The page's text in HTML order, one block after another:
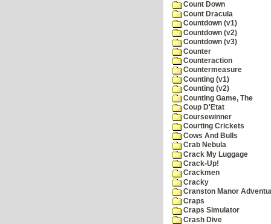
Count Down
Count Dracula
Countdown (v1)
Countdown (v2)
Countdown (v3)
Counter
Counteraction
Countermeasure
Counting (v1)
Counting (v2)
Counting Game, The
Coup D'Etat
Coursewinner
Courting Crickets
Cows And Bulls
Crab Nebula
Crack My Luggage
Crack-Up!
Crackmen
Cracky
Cranston Manor
Craps
Craps Simulator
Crash Dive